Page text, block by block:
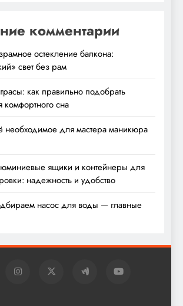
комментарии
остекление балкона:
свет без рам
как правильно подобрать
сна
необходимое для мастера маникюра
ящики и контейнеры для
надежность и удобство
насос для воды — главные